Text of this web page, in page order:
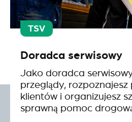
Doradca serwisowy
Jako doradca
przeglądy,
klientów i organizujesz
sprawną pomoc
TSV